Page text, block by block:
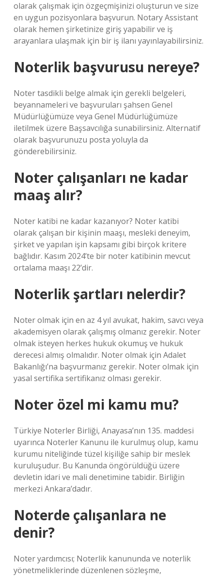
olarak çalışmak için özgeçmişinizi oluşturun ve size
en uygun pozisyonlara başvurun. Notary Assistant
olarak hemen şirketinize giriş yapabilir ve iş
arayanlara ulaşmak için bir iş ilanı yayınlayabilirsiniz.
Noterlik başvurusu nereye?
Noter tasdikli belge almak için gerekli belgeleri,
beyannameleri ve başvuruları şahsen Genel
Müdürlüğümüze veya Genel Müdürlüğümüze
iletilmek üzere Başsavcılığa sunabilirsiniz. Alternatif
olarak başvurunuzu posta yoluyla da
gönderebilirsiniz.
Noter çalışanları ne kadar
maaş alır?
Noter katibi ne kadar kazanıyor? Noter katibi
olarak çalışan bir kişinin maaşı, mesleki deneyim,
şirket ve yapılan işin kapsamı gibi birçok kritere
bağlıdır. Kasım 2024’te bir noter katibinin mevcut
ortalama maaşı 22’dir.
Noterlik şartları nelerdir?
Noter olmak için en az 4 yıl avukat, hakim, savcı veya
akademisyen olarak çalışmış olmanız gerekir. Noter
olmak isteyen herkes hukuk okumuş ve hukuk
derecesi almış olmalıdır. Noter olmak için Adalet
Bakanlığı’na başvurmanız gerekir. Noter olmak için
yasal sertifika sertifikanız olması gerekir.
Noter özel mi kamu mu?
Türkiye Noterler Birliği, Anayasa’nın 135. maddesi
uyarınca Noterler Kanunu ile kurulmuş olup, kamu
kurumu niteliğinde tüzel kişiliğe sahip bir meslek
kuruluşudur. Bu Kanunda öngörüldüğü üzere
devletin idari ve mali denetimine tabidir. Birliğin
merkezi Ankara’dadır.
Noterde çalışanlara ne
denir?
Noter yardımcısı; Noterlik kanununda ve noterlik
yönetmeliklerinde düzenlenen sözleşme,